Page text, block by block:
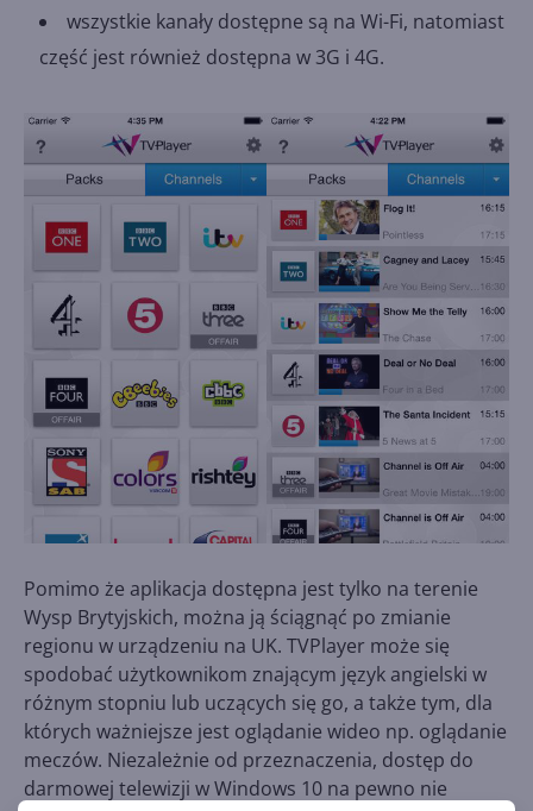
wszystkie kanały dostępne są na Wi-Fi, natomiast
część jest również dostępna w 3G i 4G.
Pomimo że aplikacja dostępna jest tylko na terenie
Wysp Brytyjskich, można ją ściągnąć po zmianie
regionu w urządzeniu na UK. TVPlayer może się
spodobać użytkownikom znającym język angielski w
różnym stopniu lub uczących się go, a także tym, dla
których ważniejsze jest oglądanie wideo np. oglądanie
meczów. Niezależnie od przeznaczenia, dostęp do
darmowej telewizji w Windows 10 na pewno nie